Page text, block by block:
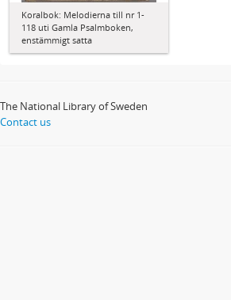
Koralbok: Melodierna till nr 1-
118 uti Gamla Psalmboken,
enstämmigt satta
The National Library of Sweden
Contact us